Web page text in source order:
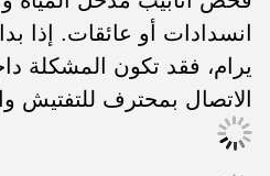
انسدادات أو عائقات. إذا
يرام، فقد تكون المشكلة
الاتصال بمحترف للتفتيش